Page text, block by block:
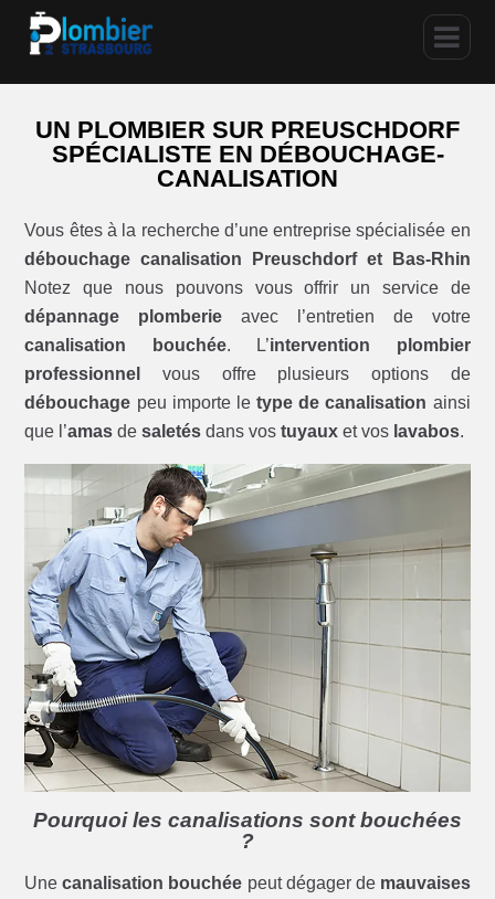
UN PLOMBIER SUR PREUSCHDORF
SPÉCIALISTE EN DÉBOUCHAGE-
CANALISATION
Vous êtes à la recherche d’une entreprise spécialisée en
débouchage canalisation Preuschdorf et Bas-Rhin
Notez que nous pouvons vous offrir un service de
dépannage plomberie avec l’entretien de votre
canalisation bouchée. L’intervention plombier
professionnel
vous offre plusieurs options de
débouchage peu importe letype de canalisation ainsi
que l’amas desaletés dans vostuyaux et vos lavabos.
Pourquoi les canalisations sont bouchées
?
Unecanalisation bouchée peut dégager de mauvaises